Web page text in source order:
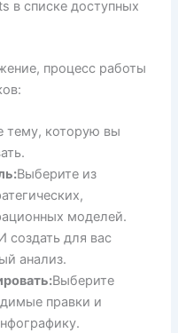
в списке доступных
процесс работы
тему, которую вы
Выберите из
моделей.
создать для вас
анализ.
Выберите
правки и